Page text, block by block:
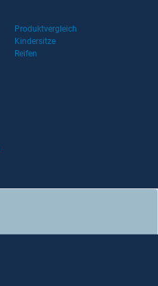
Produktvergleich
Kindersitze
Reifen